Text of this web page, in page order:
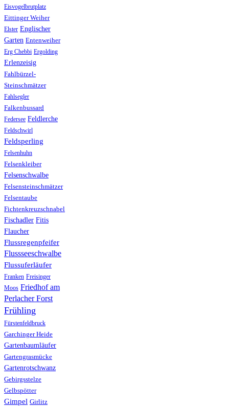
Eisvogelbrutplatz
Eittinger Weiher
Elster Englischer
Garten Entenweiher
Erg Chebbi Ergolding
Erlenzeisig
Fahlbürzel-
Steinschmätzer
Fahlsegler
Falkenbussard
Federsee Feldlerche
Feldschwirl
Feldsperling
Felsenhuhn
Felsenkleiber
Felsenschwalbe
Felsensteinschmätzer
Felsentaube
Fichtenkreuzschnabel
Fischadler Fitis
Flaucher
Flussregenpfeifer
Flussseeschwalbe
Flussuferläufer
Franken Freisinger
Moos Friedhof am
Perlacher Forst
Frühling
Fürstenfeldbruck
Garchinger Heide
Gartenbaumläufer
Gartengrasmücke
Gartenrotschwanz
Gebirgsstelze
Gelbspötter
Gimpel Girlitz